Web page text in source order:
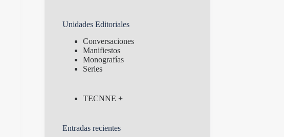
Unidades Editoriales
Conversaciones
Manifiestos
Monografías
Series
TECNNE +
Entradas recientes